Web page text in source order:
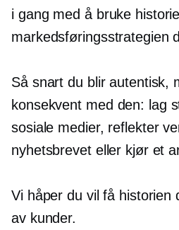
i gang med å bruke
markedsføringsstrategien
Så snart du blir autentisk,
konsekvent med den: lag
sosiale medier, reflekter
nyhetsbrevet eller kjør et
Vi håper du vil få historien
av kunder.